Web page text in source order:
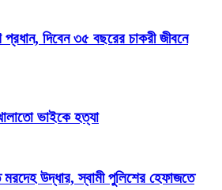
দিবেন ৩৫ বছরের চাকরী জীবনে
ভাইকে হত্যা
উদ্ধার, স্বামী পুলিশের হেফাজতে